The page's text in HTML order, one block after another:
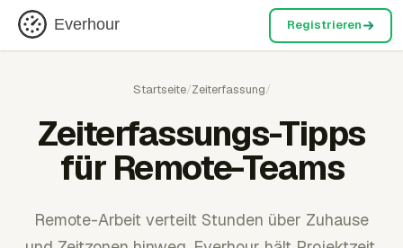
Everhour Registrieren
Startseite/Zeiterfassung/
Zeiterfassungs-Tipps
für Remote-Teams
Remote-Arbeit verteilt Stunden über Zuhause